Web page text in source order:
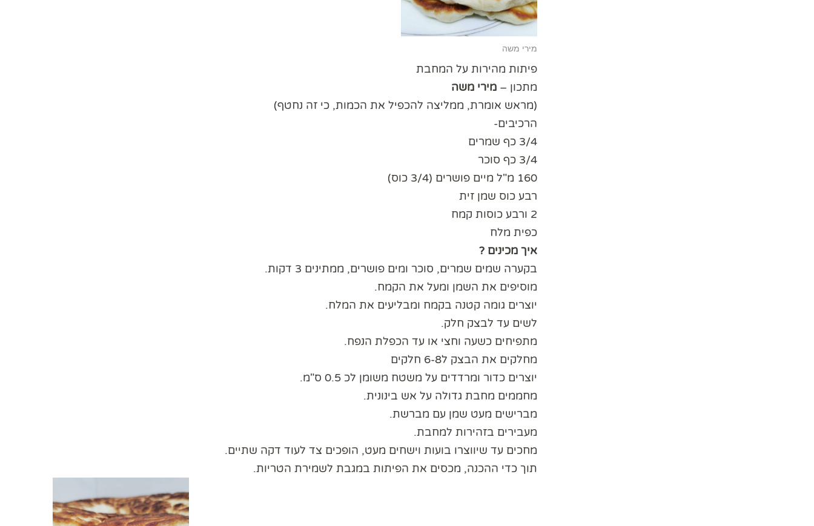
מירי משה
פיתות מהירות על המחבת
מתכון – מירי משה
(מראש אומרת, ממליצה להכפיל את הכמות, כי זה נחטף)
הרכיבים-
3/4 כף שמרים
3/4 כף סוכר
160 מ"ל מיים פושרים (3/4 כוס)
רבע כוס שמן זית
2 ורבע כוסות קמח
כפית מלח
איך מכינים ?
בקערה שמים שמרים, סוכר ומים פושרים, ממתינים 3 דקות.
מוסיפים את השמן ומעל את הקמח.
יוצרים גומה קטנה בקמח ומבליעים את המלח.
לשים עד לבצק חלק.
מתפיחים כשעה וחצי או עד הכפלת הנפח.
מחלקים את הבצק ל6-8 חלקים
יוצרים כדור ומרדדים על משטח משומן לכ 0.5 ס"מ.
מחממים מחבת גדולה על אש בינונית.
מברישים מעט שמן עם מברשת.
מעבירים בזהירות למחבת.
מחכים עד שיווצרו בועות וישחים מעט, הופכים צד לעוד דקה שתיים.
תוך כדי ההכנה, מכסים את הפיתות במגבת לשמירת הטריות.